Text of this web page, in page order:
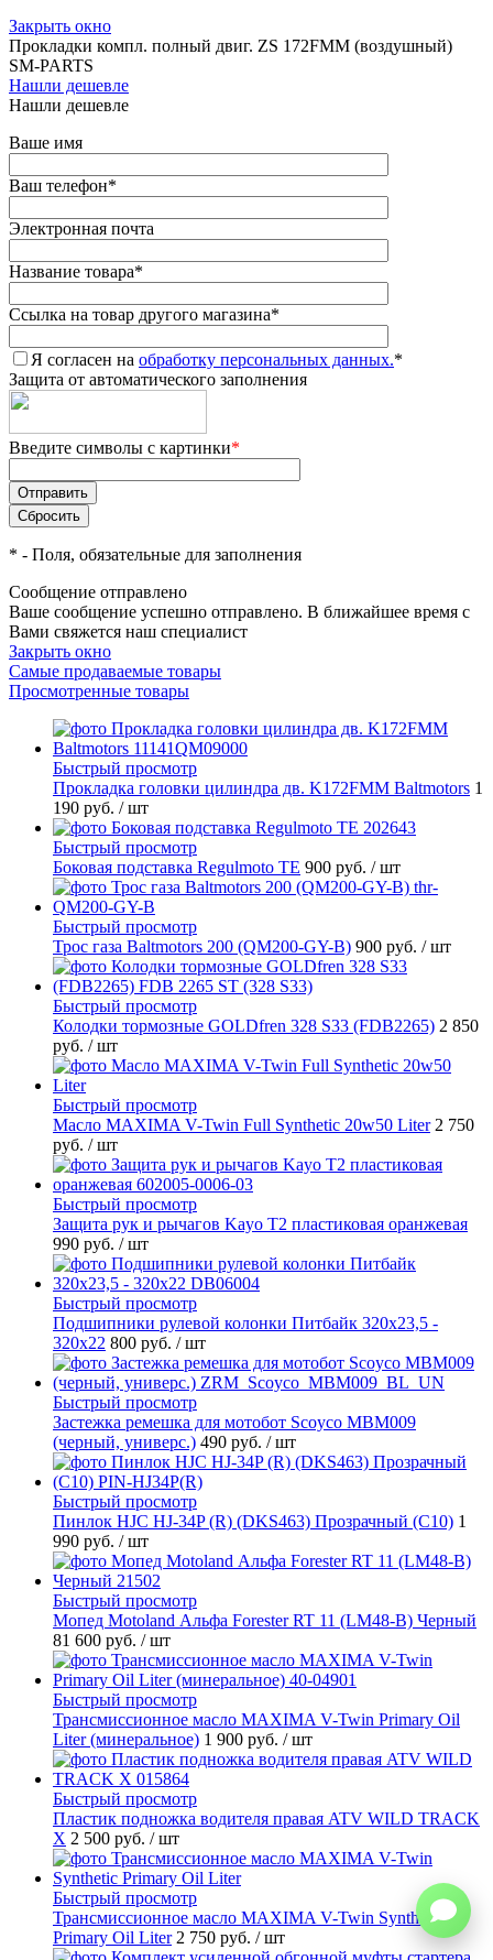
Закрыть окно
Прокладки компл. полный двиг. ZS 172FMM (воздушный)
SM-PARTS
Нашли дешевле
Нашли дешевле
Ваше имя
Ваш телефон*
Электронная почта
Название товара*
Ссылка на товар другого магазина*
Я согласен на обработку персональных данных.*
Защита от автоматического заполнения
Введите символы с картинки*
* - Поля, обязательные для заполнения
Сообщение отправлено
Ваше сообщение успешно отправлено. В ближайшее время с
Вами свяжется наш специалист
Закрыть окно
Самые продаваемые товары
Просмотренные товары
Быстрый просмотр
Прокладка головки цилиндра дв. K172FMM Baltmotors 1
190 руб. / шт
Быстрый просмотр
Боковая подставка Regulmoto TE 900 руб. / шт
Быстрый просмотр
Трос газа Baltmotors 200 (QM200-GY-B) 900 руб. / шт
Быстрый просмотр
Колодки тормозные GOLDfren 328 S33 (FDB2265) 2 850
руб. / шт
Быстрый просмотр
Масло MAXIMA V-Twin Full Synthetic 20w50 Liter 2 750
руб. / шт
Быстрый просмотр
Защита рук и рычагов Kayo T2 пластиковая оранжевая
990 руб. / шт
Быстрый просмотр
Подшипники рулевой колонки Питбайк 320x23,5 -
320x22 800 руб. / шт
Быстрый просмотр
Застежка ремешка для мотобот Scoyco MBM009
(черный, универс.) 490 руб. / шт
Быстрый просмотр
Пинлок HJC HJ-34P (R) (DKS463) Прозрачный (C10) 1
990 руб. / шт
Быстрый просмотр
Мопед Motoland Альфа Forester RT 11 (LM48-B) Черный
81 600 руб. / шт
Быстрый просмотр
Трансмиссионное масло MAXIMA V-Twin Primary Oil
Liter (минеральное) 1 900 руб. / шт
Быстрый просмотр
Пластик подножка водителя правая ATV WILD TRACK
X 2 500 руб. / шт
Быстрый просмотр
Трансмиссионное масло MAXIMA V-Twin Synthetic
Primary Oil Liter 2 750 руб. / шт